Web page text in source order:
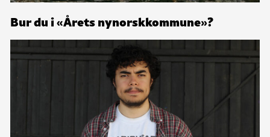
Bur du i «Årets nynorskkommune»?